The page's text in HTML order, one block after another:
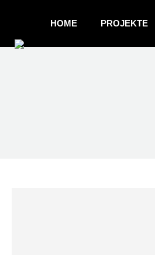
HOME PROJEKTE